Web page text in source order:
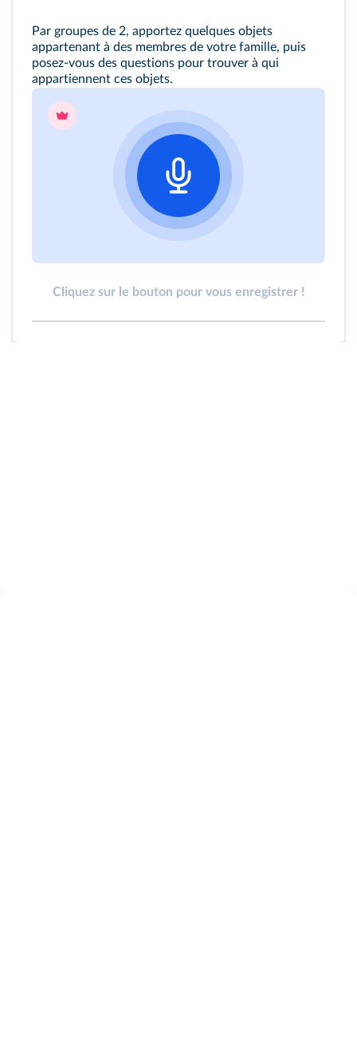
Par groupes de 2, apportez quelques objets
appartenant à des membres de votre famille, puis
posez‑vous des questions pour trouver à qui
appartiennent ces objets.
Cliquez sur le bouton pour vous enregistrer !